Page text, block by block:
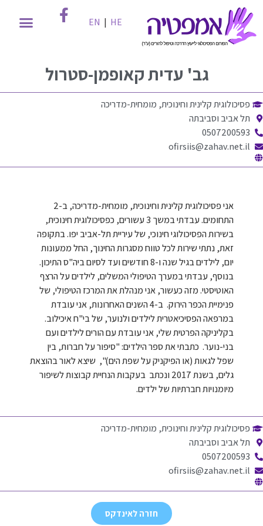
EN | HE
גב' עדית קאופמן-סטרול
פסיכולוגית קלינית וחינוכית, מומחית-מדריכה
תל אביב וסביבתה
0507200593
ofirsiis@zahav.net.il
אני פסיכולוגית קלינית וחינוכית, מומחית-מדריכה, ב-2
התחומים. עבדתי במשך 3 עשורים, כפסיכולוגית חינוכית,
בשירות הפסיכולוגי חינוכי, של עיריית תל-אביב יפו. בתקופה
זאת, נתתי שירות לכל טווח מסגרות החינוך, החל ממעונות
יום, לילדים בגיל שנה ו-8 חודשים ועד לסיום ביה"ס התיכון.
בנוסף, עבדתי במערך הטיפולי המשלים, לילדים על הרצף
האוטיסטי. מזה כעשור, אני מנהלת את המרכז הטיפולי, של
פנימיית הכפר הירוק. ב-4 השנים האחרונות, אני עובדת
במרפאה הפסיכיאטרית לילדים ולנוער, של בי"ח איכילוב.
בקליניקה הפרטית שלי, אני עובדת עם הורים לילדים ועם
בני-נוער. כתבתי את ספר הילדים: "סיפור על חברות, בין
שפל לגאות (או הפיקניק על שפת הים)", שיצא לאור בהוצאת
גלים, בשנת 2017 ונכתב בעקבות הנחיית קבוצות לשיפור
מיומנויות חברתיות של ילדים.
פסיכולוגית קלינית וחינוכית, מומחית-מדריכה
תל אביב וסביבתה
0507200593
ofirsiis@zahav.net.il
חזרה לאינדקס